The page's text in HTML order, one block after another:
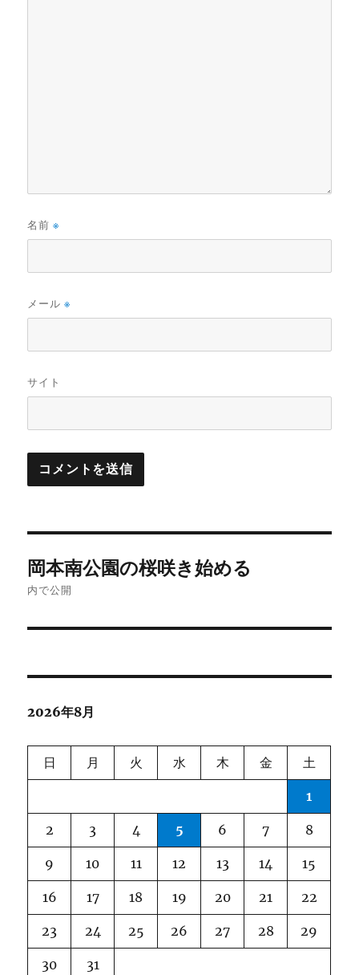
名前※
メール※
サイト
稿
ゲ
ー
シ
ョ
ン
岡本南公園の桜咲き始める
内で公開
2026年8月
日 月 火 水 木 金 土
1
2 3 4 5 6 7 8
9 10 11 12 13 14 15
16 17 18 19 20 21 22
23 24 25 26 27 28 29
30 31